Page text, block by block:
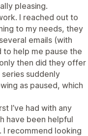
pleasing.
I reached out to
to my needs, they
emails (with
help me pause the
then did they offer
suddenly
as paused, which
I’ve had with any
have been helpful
recommend looking